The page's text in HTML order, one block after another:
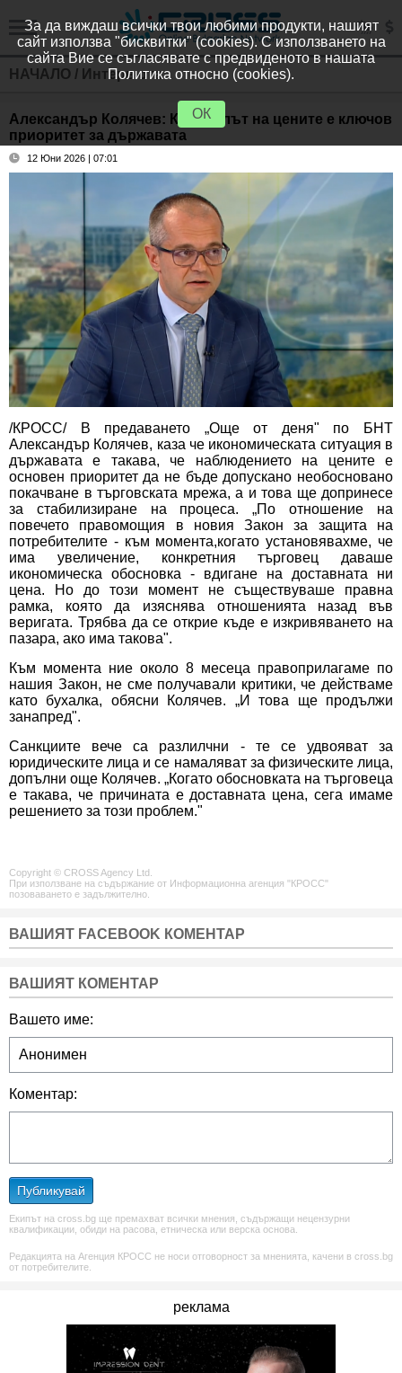
НАЧАЛО / Интервюта
Александър Колячев: Контролът на цените е ключов
приоритет за държавата
12 Юни 2026 | 07:01
/КРОСС/ В предаването „Още от деня" по БНТ
Александър Колячев, каза че икономическата ситуация в
държавата е такава, че наблюдението на цените е
основен приоритет да не бъде допускано необосновано
покачване в търговската мрежа, а и това ще допринесе
за стабилизиране на процеса. „По отношение на
повечето правомощия в новия Закон за защита на
потребителите - към момента,когато установявахме, че
има увеличение, конкретния търговец даваше
икономическа обосновка - вдигане на доставната ни
цена. Но до този момент не съществуваше правна
рамка, която да изяснява отношенията назад във
веригата. Трябва да се открие къде е изкривяването на
пазара, ако има такова".
Към момента ние около 8 месеца правоприлагаме по
нашия Закон, не сме получавали критики, че действаме
като бухалка, обясни Колячев. „И това ще продължи
занапред".
Санкциите вече са разлилчни - те се удвояват за
юридическите лица и се намаляват за физическите лица,
допълни още Колячев. „Когато обосновката на търговеца
е такава, че причината е доставната цена, сега имаме
решението за този проблем."
Copyright © CROSS Agency Ltd.
При използване на съдържание от Информационна агенция "КРОСС"
позоваването е задължително.
ВАШИЯТ FACEBOOK КОМЕНТАР
ВАШИЯТ КОМЕНТАР
Вашето име:
Коментар:
Публикувай
Екипът на cross.bg ще премахват всички мнения, съдържащи нецензурни
квалификации, обиди на расова, етническа или верска основа.
Редакцията на Агенция КРОСС не носи отговорност за мненията, качени в cross.bg
от потребителите.
реклама
За да виждаш всички твои любими продукти, нашият
сайт използва "бисквитки" (cookies). С използването на
сайта Вие се съгласявате с предвиденото в нашата
Политика относно (cookies).
ОК